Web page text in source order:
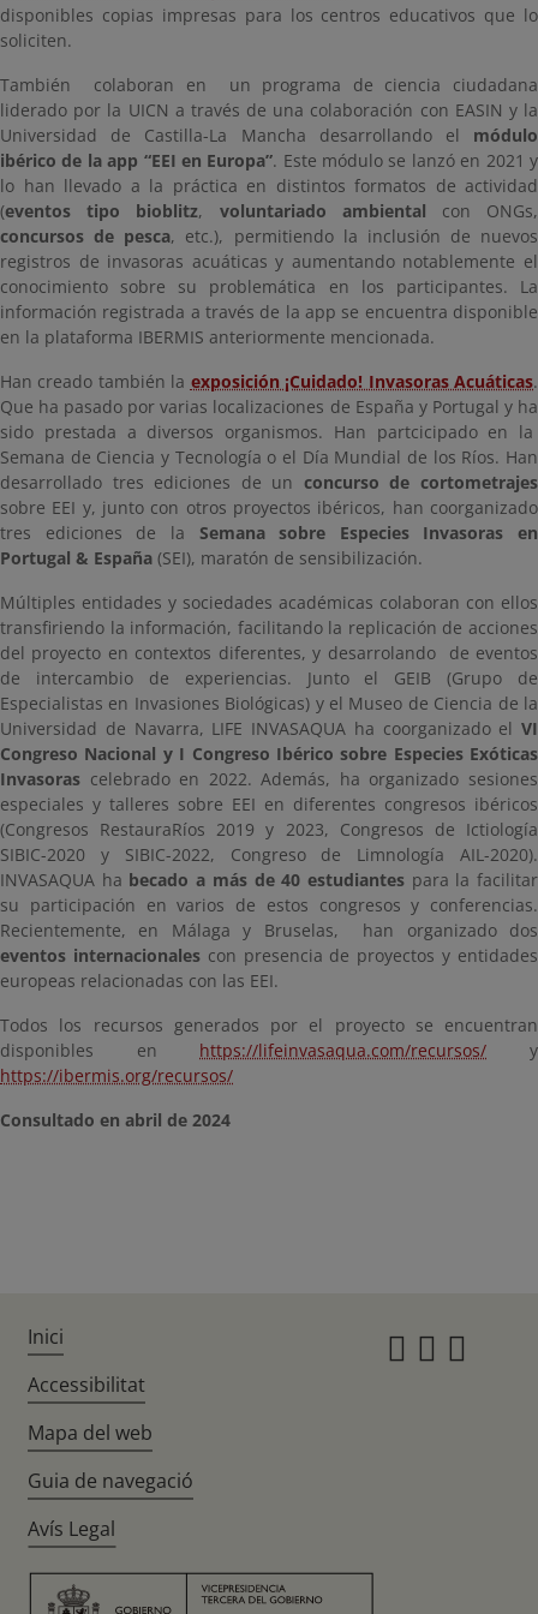
disponibles copias impresas para los centros educativos que lo
soliciten.
También colaboran en un programa de ciencia ciudadana
liderado por la UICN a través de una colaboración con EASIN y la
Universidad de Castilla-La Mancha desarrollando el módulo
ibérico de la app “EEI en Europa”. Este módulo se lanzó en 2021 y
lo han llevado a la práctica en distintos formatos de actividad
(eventos tipo bioblitz, voluntariado ambiental con ONGs,
concursos de pesca, etc.), permitiendo la inclusión de nuevos
registros de invasoras acuáticas y aumentando notablemente el
conocimiento sobre su problemática en los participantes. La
información registrada a través de la app se encuentra disponible
en la plataforma IBERMIS anteriormente mencionada.
Han creado también la exposición ¡Cuidado! Invasoras Acuáticas.
Que ha pasado por varias localizaciones de España y Portugal y ha
sido prestada a diversos organismos. Han partcicipado en la
Semana de Ciencia y Tecnología o el Día Mundial de los Ríos. Han
desarrollado tres ediciones de un concurso de cortometrajes
sobre EEI y, junto con otros proyectos ibéricos, han coorganizado
tres ediciones de la Semana sobre Especies Invasoras en
Portugal & España (SEI), maratón de sensibilización.
Múltiples entidades y sociedades académicas colaboran con ellos
transfiriendo la información, facilitando la replicación de acciones
del proyecto en contextos diferentes, y desarrolando de eventos
de intercambio de experiencias. Junto el GEIB (Grupo de
Especialistas en Invasiones Biológicas) y el Museo de Ciencia de la
Universidad de Navarra, LIFE INVASAQUA ha coorganizado el VI
Congreso Nacional y I Congreso Ibérico sobre Especies Exóticas
Invasoras celebrado en 2022. Además, ha organizado sesiones
especiales y talleres sobre EEI en diferentes congresos ibéricos
(Congresos RestauraRíos 2019 y 2023, Congresos de Ictiología
SIBIC-2020 y SIBIC-2022, Congreso de Limnología AIL-2020).
INVASAQUA ha becado a más de 40 estudiantes para la facilitar
su participación en varios de estos congresos y conferencias.
Recientemente, en Málaga y Bruselas, han organizado dos
eventos internacionales con presencia de proyectos y entidades
europeas relacionadas con las EEI.
Todos los recursos generados por el proyecto se encuentran
disponibles en https://lifeinvasaqua.com/recursos/ y
https://ibermis.org/recursos/
Consultado en abril de 2024
Inici
Accessibilitat
Mapa del web
Guia de navegació
Avís Legal